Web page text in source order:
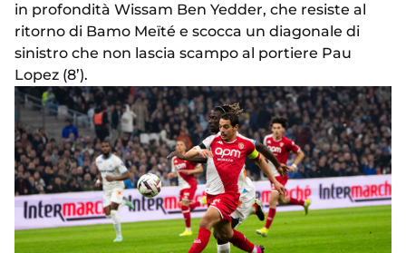
in profondità Wissam Ben Yedder, che resiste al
ritorno di Bamo Meïté e scocca un diagonale di
sinistro che non lascia scampo al portiere Pau
Lopez (8’).